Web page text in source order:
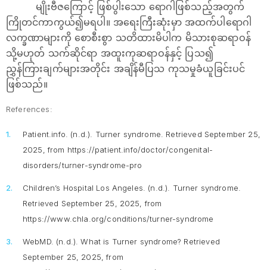
မျိုးဗီဇကြောင့် ဖြစ်ပွါးသော ရောဂါဖြစ်သည့်အတွက်
ကြိုတင်ကာကွယ်၍မရပါ။ အရေးကြီးဆုံးမှာ အထက်ပါရောဂါ
လက္ခဏာများကို စောစီးစွာ သတိထားမိပါက မိသားစုဆရာဝန်
သို့မဟုတ် သက်ဆိုင်ရာ အထူးကုဆရာဝန်နှင့် ပြသ၍
ညွှန်ကြားချက်များအတိုင်း အချိန်မီပြသ ကုသမှုခံယူခြင်းပင်
ဖြစ်သည်။
References:
Patient.info. (n.d.). Turner syndrome.
Retrieved September 25,
2025, from https://patient.info/doctor/congenital-
disorders/turner-syndrome-pro
Children’s Hospital Los Angeles. (n.d.). Turner syndrome.
Retrieved September 25, 2025, from
https://www.chla.org/conditions/turner-syndrome
WebMD. (n.d.).What is Turner syndrome? Retrieved
September 25, 2025, from